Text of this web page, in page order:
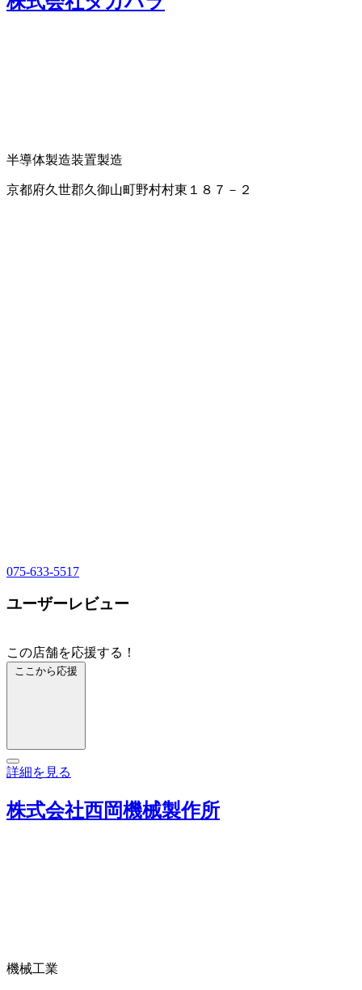
半導体製造装置製造
京都府久世郡久御山町野村村東１８７－２
075-633-5517
ユーザーレビュー
この店舗を応援する！
ここから応援
詳細を見る
株式会社西岡機械製作所
機械工業